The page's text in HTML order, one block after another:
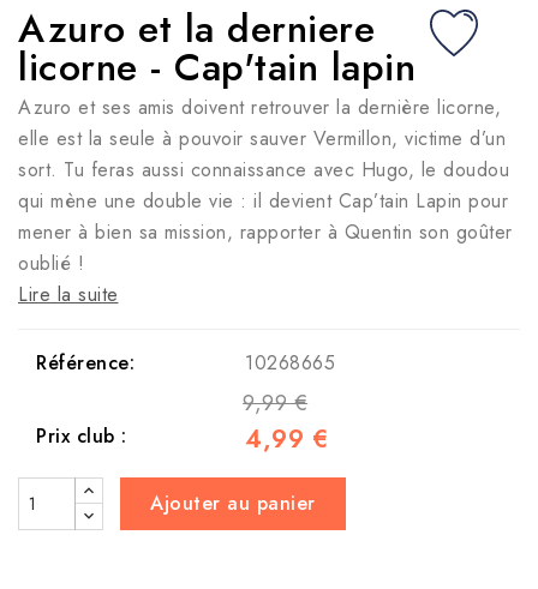
Azuro et la derniere
licorne - Cap'tain lapin
Azuro et ses amis doivent retrouver la dernière licorne,
elle est la seule à pouvoir sauver Vermillon, victime d’un
sort. Tu feras aussi connaissance avec Hugo, le doudou
qui mène une double vie : il devient Cap’tain Lapin pour
mener à bien sa mission, rapporter à Quentin son goûter
oublié !
Lire la suite
Référence: 10268665
9,99 €
Prix club : 4,99 €
Ajouter au panier